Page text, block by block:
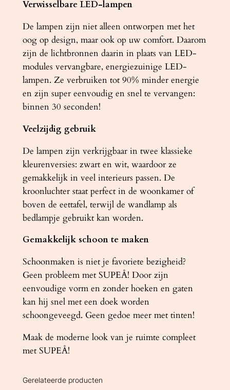
Verwisselbare LED-lampen
De lampen zijn niet alleen ontworpen met het
oog op design, maar ook op uw comfort. Daarom
zijn de lichtbronnen daarin in plaats van LED-
modules vervangbare, energiezuinige LED-
lampen. Ze verbruiken tot 90% minder energie
en zijn super eenvoudig en snel te vervangen:
binnen 30 seconden!
Veelzijdig gebruik
De lampen zijn verkrijgbaar in twee klassieke
kleurenversies: zwart en wit, waardoor ze
gemakkelijk in veel interieurs passen. De
kroonluchter staat perfect in de woonkamer of
boven de eettafel, terwijl de wandlamp als
bedlampje gebruikt kan worden.
Gemakkelijk schoon te maken
Schoonmaken is niet je favoriete bezigheid?
Geen probleem met SUPEÅ! Door zijn
eenvoudige vorm en zonder hoeken en gaten
kan hij snel met een doek worden
schoongeveegd. Geen gedoe meer met tinten!
Maak de moderne look van je ruimte compleet
met SUPEÅ!
Gerelateerde producten